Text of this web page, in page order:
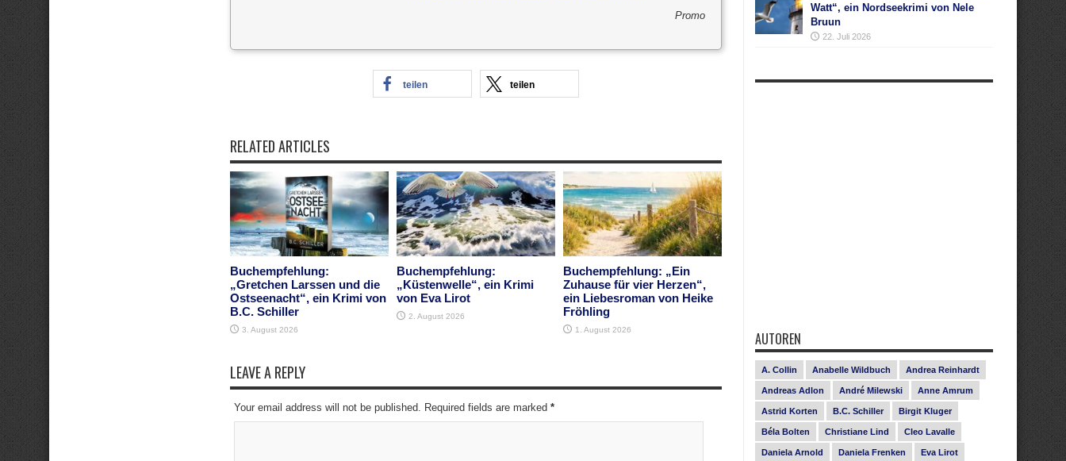
Promo
teilen teilen
RELATED ARTICLES
Buchempfehlung:
„Gretchen Larssen und die
Ostseenacht“, ein Krimi von
B.C. Schiller
3. August 2026
Buchempfehlung:
„Küstenwelle“, ein Krimi
von Eva Lirot
2. August 2026
Buchempfehlung: „Ein
Zuhause für vier Herzen“,
ein Liebesroman von Heike
Fröhling
1. August 2026
LEAVE A REPLY
Your email address will not be published. Required fields are marked *
Watt“, ein Nordseekrimi von Nele
Bruun
22. Juli 2026
AUTOREN
A. Collin Anabelle Wildbuch Andrea Reinhardt
Andreas Adlon André Milewski Anne Amrum
Astrid Korten B.C. Schiller Birgit Kluger
Béla Bolten Christiane Lind Cleo Lavalle
Daniela Arnold Daniela Frenken Eva Lirot